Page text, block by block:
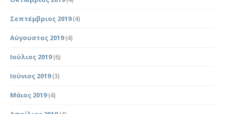
Σεπτέμβριος 2019(4)
Αύγουστος 2019(4)
Ιούλιος 2019(6)
Ιούνιος 2019(3)
Μάιος 2019(4)